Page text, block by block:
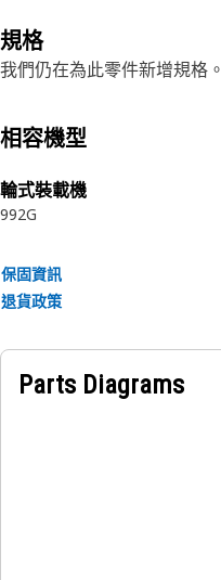
規格
我們仍在為此零件新增規格。
相容機型
輪式裝載機
992G
保固資訊
退貨政策
Parts Diagrams